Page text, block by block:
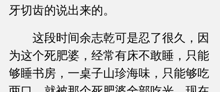
牙切齿的说出来的。
这段时间余志乾可是忍了很久，因
为这个死肥婆，经常有床不敢睡，只能
够睡书房，一桌子山珍海味，只能够吃